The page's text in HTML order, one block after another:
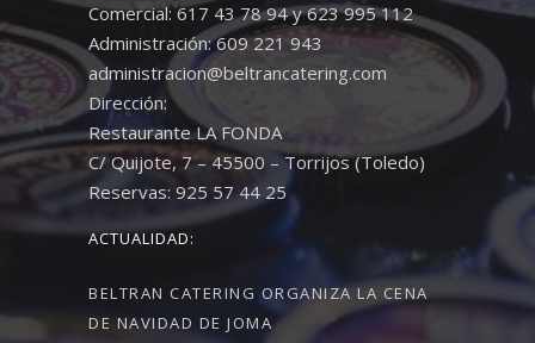
Comercial: 617 43 78 94 y 623 995 112
Administración: 609 221 943
administracion@beltrancatering.com
Dirección:
Restaurante LA FONDA
C/ Quijote, 7 – 45500 – Torrijos (Toledo)
Reservas: 925 57 44 25
ACTUALIDAD:
BELTRAN CATERING ORGANIZA LA CENA
DE NAVIDAD DE JOMA